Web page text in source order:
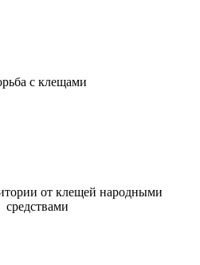
с клещами
от клещей народными
средствами